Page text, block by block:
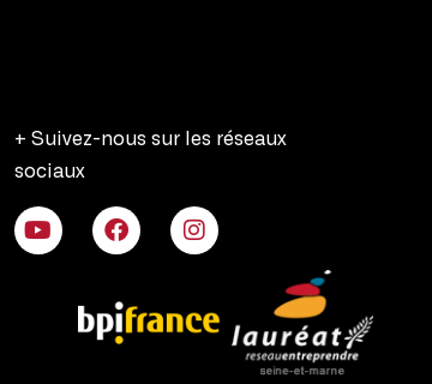
+ Suivez-nous sur les réseaux
sociaux